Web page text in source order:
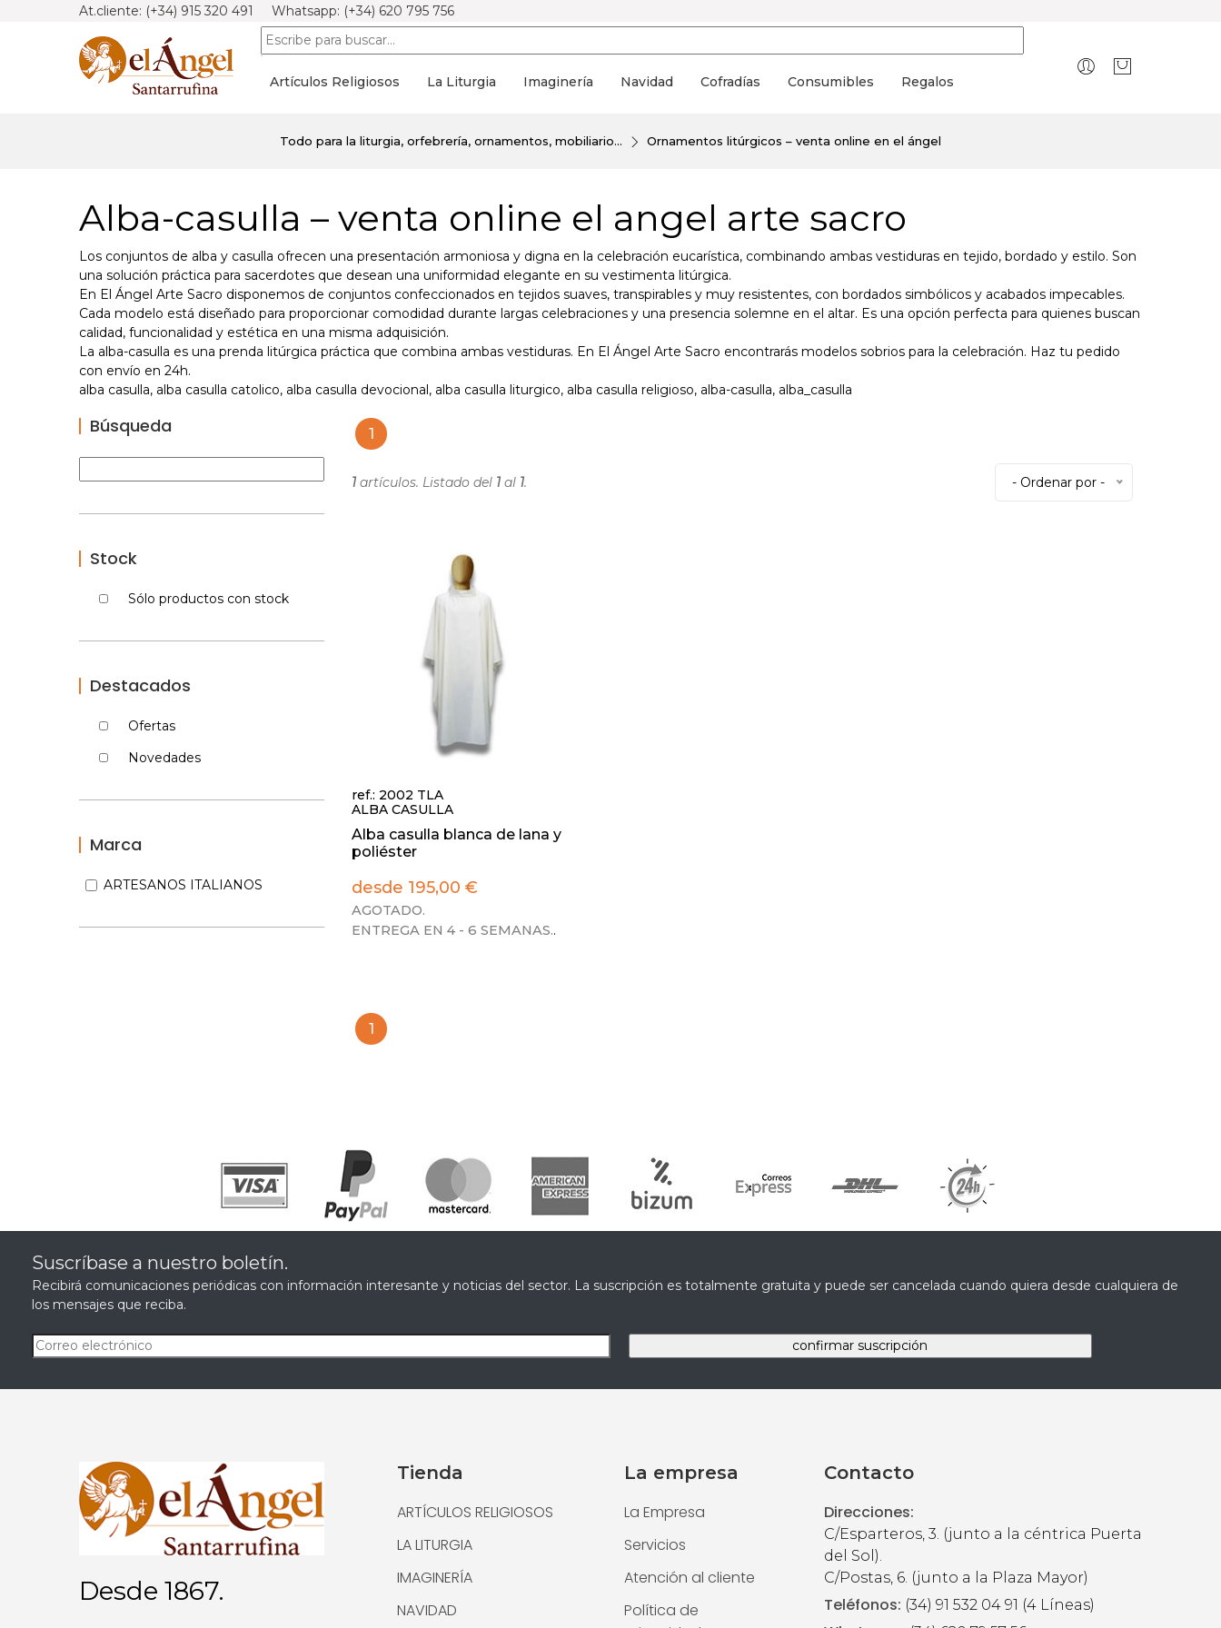
At.cliente: (+34) 915 320 491 Whatsapp: (+34) 620 795 756
Artículos Religiosos La Liturgia Imaginería Navidad Cofradías Consumibles Regalos
Todo para la liturgia, orfebrería, ornamentos, mobiliario... Ornamentos litúrgicos – venta online en el ángel
Alba-casulla – venta online el angel arte sacro
Los conjuntos de alba y casulla ofrecen una presentación armoniosa y digna en la celebración eucarística, combinando ambas vestiduras en tejido, bordado y estilo. Son
una solución práctica para sacerdotes que desean una uniformidad elegante en su vestimenta litúrgica.
En El Ángel Arte Sacro disponemos de conjuntos confeccionados en tejidos suaves, transpirables y muy resistentes, con bordados simbólicos y acabados impecables.
Cada modelo está diseñado para proporcionar comodidad durante largas celebraciones y una presencia solemne en el altar. Es una opción perfecta para quienes buscan
calidad, funcionalidad y estética en una misma adquisición.
La alba-casulla es una prenda litúrgica práctica que combina ambas vestiduras. En El Ángel Arte Sacro encontrarás modelos sobrios para la celebración. Haz tu pedido
con envío en 24h.
alba casulla, alba casulla catolico, alba casulla devocional, alba casulla liturgico, alba casulla religioso, alba-casulla, alba_casulla
Búsqueda
Stock
Sólo productos con stock
Destacados
Ofertas
Novedades
Marca
ARTESANOS ITALIANOS
1
1 artículos. Listado del 1 al 1. - Ordenar por -
ref.: 2002 TLA
ALBA CASULLA
Alba casulla blanca de lana y
poliéster
desde 195,00 €
AGOTADO.
ENTREGA EN 4 - 6 SEMANAS..
1
Suscríbase a nuestro boletín.
Recibirá comunicaciones periódicas con información interesante y noticias del sector. La suscripción es totalmente gratuita y puede ser cancelada cuando quiera desde cualquiera de
los mensajes que reciba.
Desde 1867.
Tienda
ARTÍCULOS RELIGIOSOS
LA LITURGIA
IMAGINERÍA
NAVIDAD
La empresa
La Empresa
Servicios
Atención al cliente
Política de
Contacto
Direcciones:
C/Esparteros, 3. (junto a la céntrica Puerta
del Sol).
C/Postas, 6. (junto a la Plaza Mayor)
Teléfonos: (34) 91 532 04 91 (4 Líneas)